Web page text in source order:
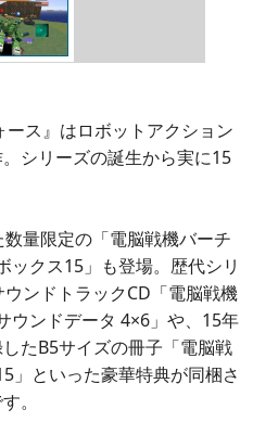
ース』はロボットアクション
シリーズの誕生から実に15
量限定の「電脳戦機バーチ
ックス15」も登場。歴代シリ
ンドトラックCD「電脳戦機
ウンドデータ 4×6」や、15年
たB5サイズの冊子「電脳戦
」といった豪華特典が同梱さ
。